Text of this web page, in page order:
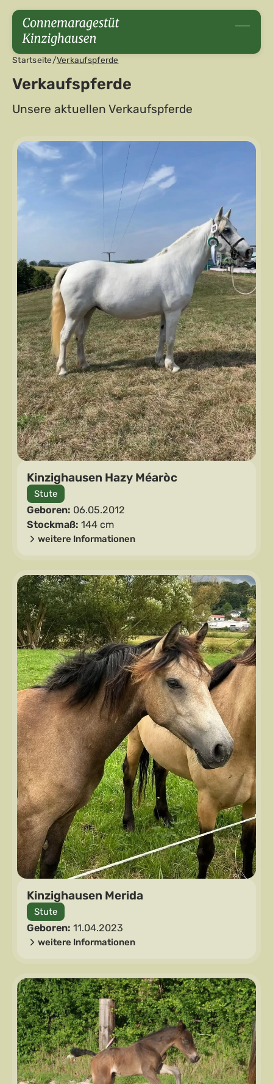
Startseite/Verkaufspferde
Verkaufspferde
Unsere aktuellen Verkaufspferde
Kinzighausen Hazy Méaròc
Stute
Geboren: 06.05.2012
Stockmaß: 144 cm
weitere Informationen
Kinzighausen Merida
Stute
Geboren: 11.04.2023
weitere Informationen